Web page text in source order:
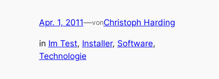
Apr. 1, 2011—vonChristoph Harding
in Im Test, Installer, Software
Technologie